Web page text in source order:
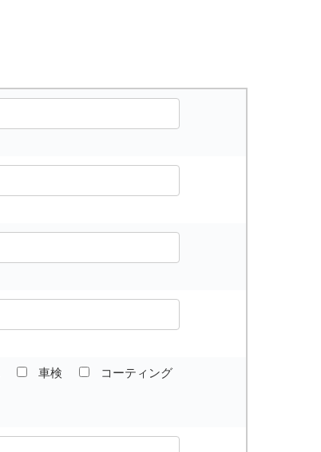
車検
コーティング